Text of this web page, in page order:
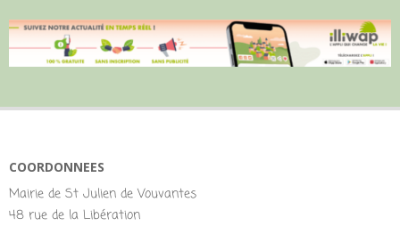
COORDONNEES
Mairie de St Julien de Vouvantes
48 rue de la Libération